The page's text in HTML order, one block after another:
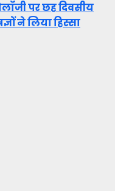
पर छह दिवसीय
ने लिया हिस्सा